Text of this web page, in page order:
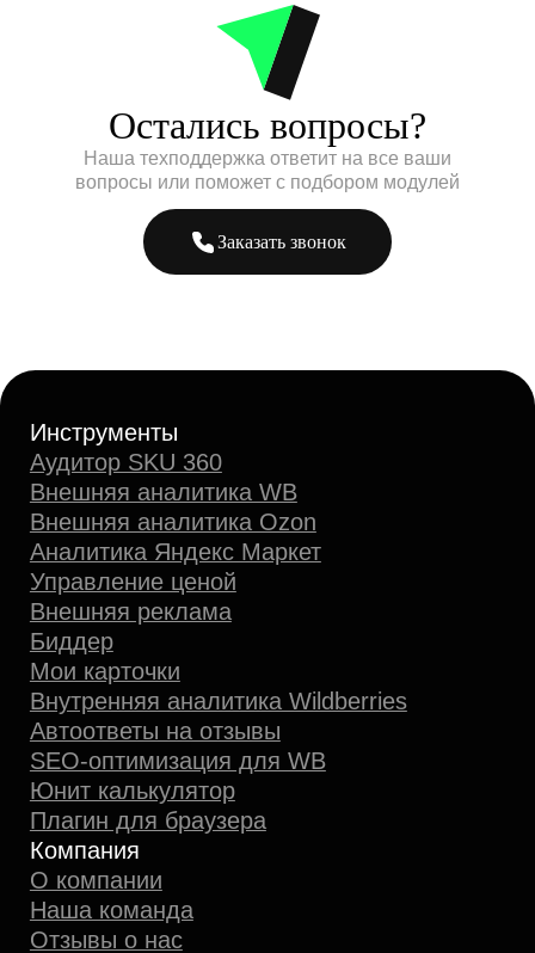
Остались вопросы?
Наша техподдержка ответит на все ваши
вопросы или поможет с подбором модулей
Заказать звонок